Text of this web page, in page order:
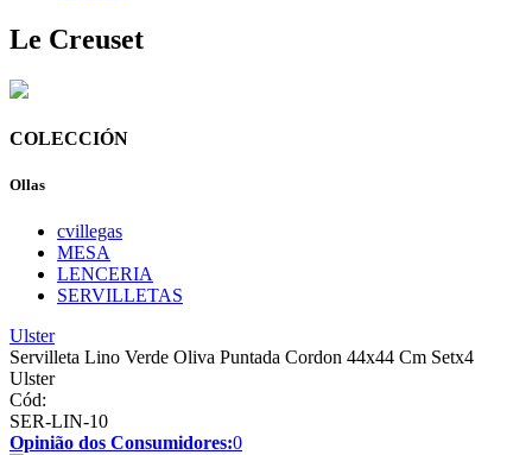
Le Creuset
COLECCIÓN
Ollas
cvillegas
MESA
LENCERIA
SERVILLETAS
Ulster
Servilleta Lino Verde Oliva Puntada Cordon 44x44 Cm Setx4
Ulster
Cód:
SER-LIN-10
Opinião dos Consumidores:0